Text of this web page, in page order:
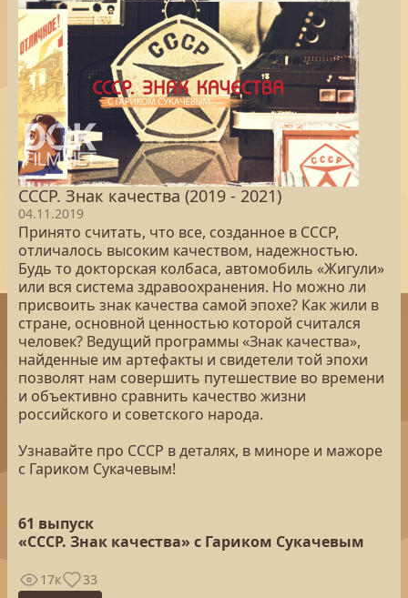
СССР. Знак качества (2019 - 2021)
04.11.2019
Принято считать, что все, созданное в СССР,
отличалось высоким качеством, надежностью.
Будь то докторская колбаса, автомобиль «Жигули»
или вся система здравоохранения. Но можно ли
присвоить знак качества самой эпохе? Как жили в
стране, основной ценностью которой считался
человек? Ведущий программы «Знак качества»,
найденные им артефакты и свидетели той эпохи
позволят нам совершить путешествие во времени
и объективно сравнить качество жизни
российского и советского народа.
Узнавайте про СССР в деталях, в миноре и мажоре
с Гариком Сукачевым!
61 выпуск
«СССР. Знак качества» с Гариком Сукачевым
17к 33